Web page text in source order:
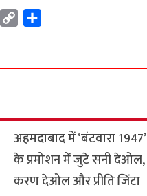
y
n
k
r
अहमदाबाद में ‘बंटवारा 1947’
के प्रमोशन में जुटे सनी देओल,
करण देओल और प्रीति जिंटा